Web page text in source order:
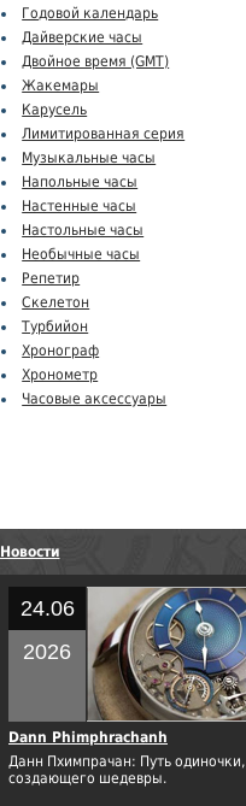
Годовой календарь
Дайверские часы
Двойное время (GMT)
Жакемары
Карусель
Лимитированная серия
Музыкальные часы
Напольные часы
Настенные часы
Настольные часы
Необычные часы
Репетир
Скелетон
Турбийон
Хронограф
Хронометр
Часовые аксессуары
Новости
24.06
2026
Dann Phimphrachanh
Данн Пхимпрачан: Путь одиночки,
создающего шедевры.